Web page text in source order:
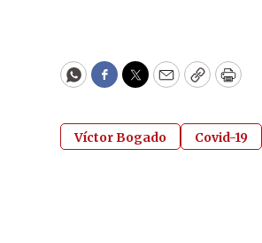
WhatsApp
Facebook
Twitter
EmailCopyPrint
Víctor Bogado Covid-19